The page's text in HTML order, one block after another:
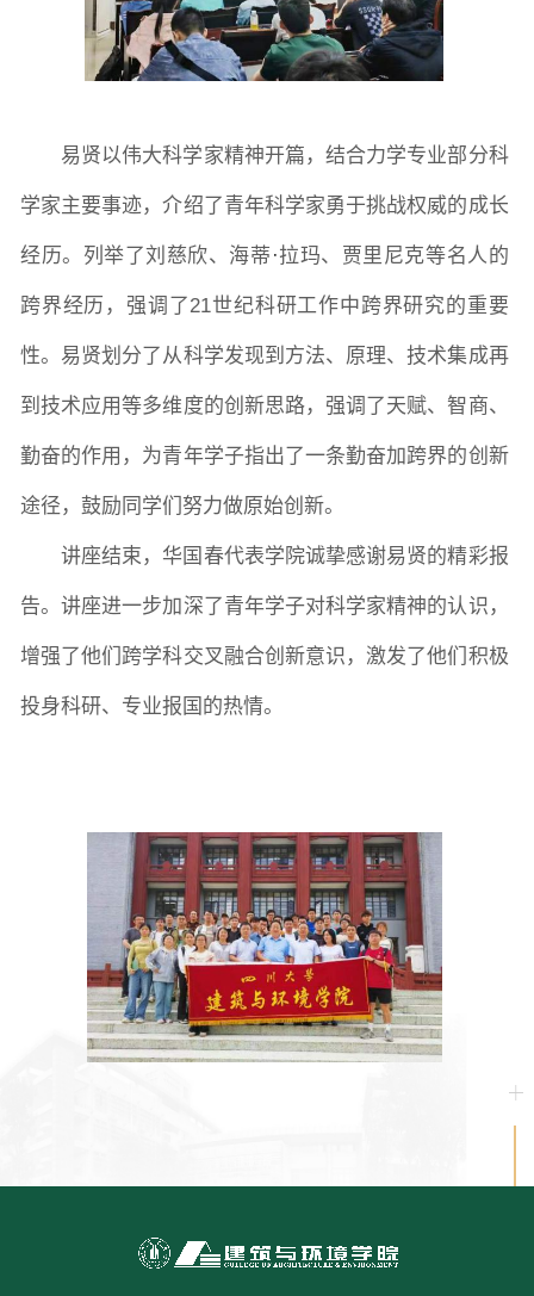
易贤以伟大科学家精神开篇，结合力学专业部分科
学家主要事迹，介绍了青年科学家勇于挑战权威的成长
经历。列举了刘慈欣、海蒂 ·拉玛、贾里尼克等名人的
跨界经历，强调了21世纪科研工作中跨界研究的重要
性。易贤划分了从科学发现到方法、原理、技术集成再
到技术应用等多维度的创新思路，强调了天赋、智商、
勤奋的作用，为青年学子指出了一条勤奋加跨界的创新
途径，鼓励同学们努力做原始创新。
讲座结束，华国春代表学院诚挚感谢易贤的精彩报
告。讲座进一步加深了青年学子对科学家精神的认识，
增强了他们跨学科交叉融合创新意识，激发了他们积极
投身科研、专业报国的热情。